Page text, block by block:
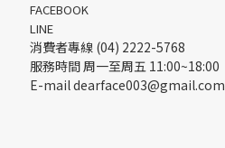
FACEBOOK
LINE
消費者專線 (04) 2222-5768
服務時間 周一至周五 11:00~18:00
E-mail dearface003@gmail.com